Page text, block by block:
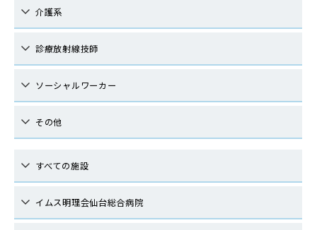
介護系
診療放射線技師
ソーシャルワーカー
その他
すべての施設
イムス明理会仙台総合病院